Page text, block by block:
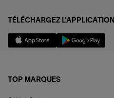
TÉLÉCHARGEZ L'APPLICATION
TOP MARQUES